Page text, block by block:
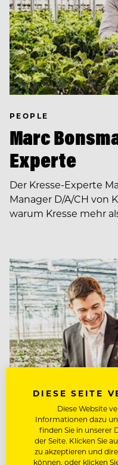
PEOPLE
Marc
Experte
Der Kresse-Experte
Manager D/A/CH von
warum Kresse mehr
FOOD-KNOW-HOW
DIESE SEITE
Diese Website
Informationen dazu
finden Sie in unserer
der Seite. Klicken Sie
zu akzeptieren und
können, oder klicken